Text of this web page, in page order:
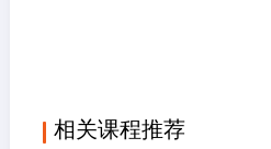
相关课程推荐